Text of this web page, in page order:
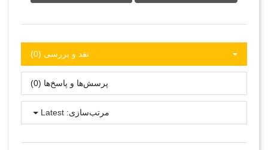
نقد و بررسی‌‌ (0)
پرسش‌ها و پاسخ‌ها (0)
مرتب‌سازی: Latest